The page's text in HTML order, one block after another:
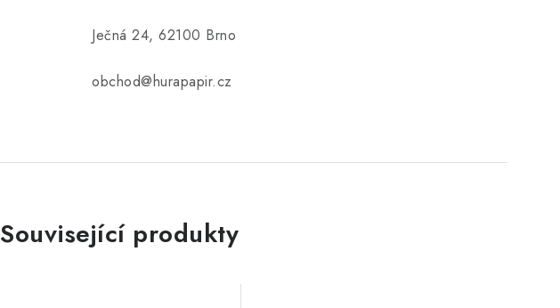
Ječná 24, 62100 Brno
obchod@hurapapir.cz
Související produkty